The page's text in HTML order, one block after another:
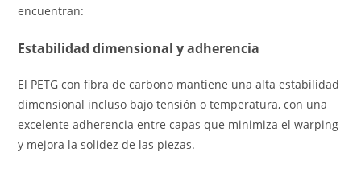
encuentran:
Estabilidad dimensional y adherencia
El PETG con fibra de carbono mantiene una alta estabilidad
dimensional incluso bajo tensión o temperatura, con una
excelente adherencia entre capas que minimiza el warping
y mejora la solidez de las piezas.